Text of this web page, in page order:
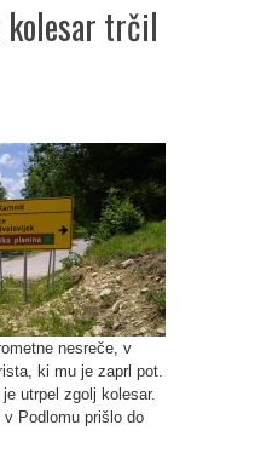
kolesar trčil
nesreče, v
ki mu je zaprl pot.
utrpel zgolj kolesar.
v Podlomu prišlo do